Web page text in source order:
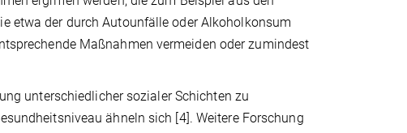
etwa der durch Autounfälle oder Alkoholkonsum
Maßnahmen vermeiden oder zumindest
unterschiedlicher sozialer Schichten zu
ähneln sich [4]. Weitere Forschung